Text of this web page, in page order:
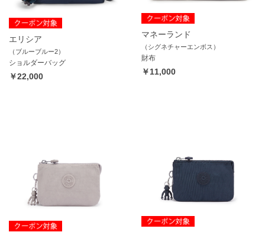
エリシア
（ブルーブルー2）
ショルダーバッグ
￥22,000
マネーランド
（シグネチャーエンボス）
財布
￥11,000